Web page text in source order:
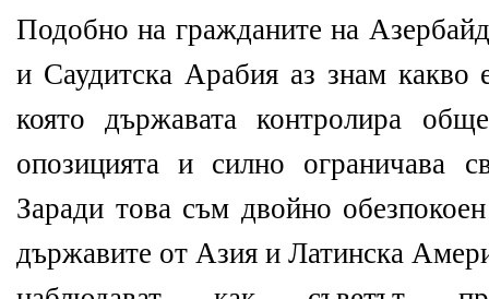
Подобно на гражданите на
и Саудитска Арабия аз знам
която държавата контролира
опозицията и силно ограничава
Заради това съм двойно
държавите от Азия и Латинска